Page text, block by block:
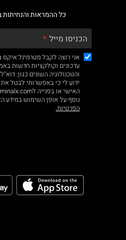
כל ההמראות
הכניסו מייל
אני רוצה לקבל מטרמינל איקס
עדכונים וקולקציות חדשות
והטכנולוגיה השונים כגון:
ידוע לי כי באפשרותי לבטל
נוסף על אופן השימוש במידע
הפרטיות.